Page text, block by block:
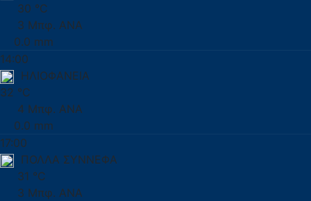
30 °C
3 Μπφ. ΑΝΑ
0.0 mm
14:00
ΗΛΙΟΦΑΝΕΙΑ
32 °C
4 Μπφ. ΑΝΑ
0.0 mm
17:00
ΠΟΛΛΑ ΣΥΝΝΕΦΑ
31 °C
3 Μπφ. ΑΝΑ